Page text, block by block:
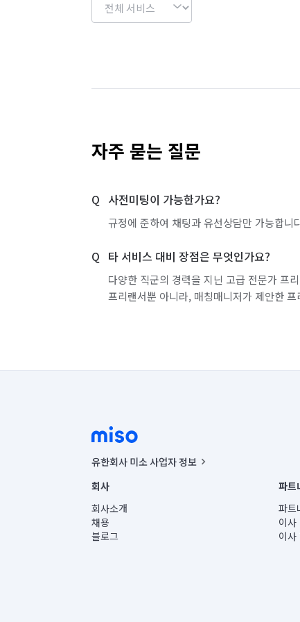
자주 묻는 질문
사전미팅이 가능한가요?
규정에 준하여 채팅과 유선상담만 가능합니
타 서비스 대비 장점은 무엇인가요?
다양한 직군의 경력을 지닌 고급 전문가 프
프리랜서뿐 아니라, 매칭매니저가 제안한
유한회사 미소 사업자 정보
사업자등록번호 : 291-87-00271 | 인허가번호 : 2016-
통신판매신고번호 : 2024-서울종로-1400(공정거래위원
대표이사 : CHING VICTOR COLUMBIA RHEE
주소 | 본사: 서울특별시 종로구 율곡로 6(중학동, 트윈트
컨택센터 : 서울특별시 종로구 수송동 율곡로 24, 7층,
회사
회사소개
채용
블로그
파트
파트
이사
이